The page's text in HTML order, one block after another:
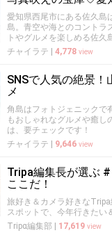
愛知県西尾市にある佐久島
島。青空や海とのコントラ
トやグルメを楽しめる佐久
チャイラテ
4,778 view
SNSで人気の絶景
メ
角島はフォトジェニックで
もおしゃれなグルメや癒し
は、要チェックです！
チャイラテ
9,646 view
Tripa編集長が選ぶ
ここだ！
旅好き＆カメラ好きな
スポットで、今年行きたい
Tripα編集部
17,619 view